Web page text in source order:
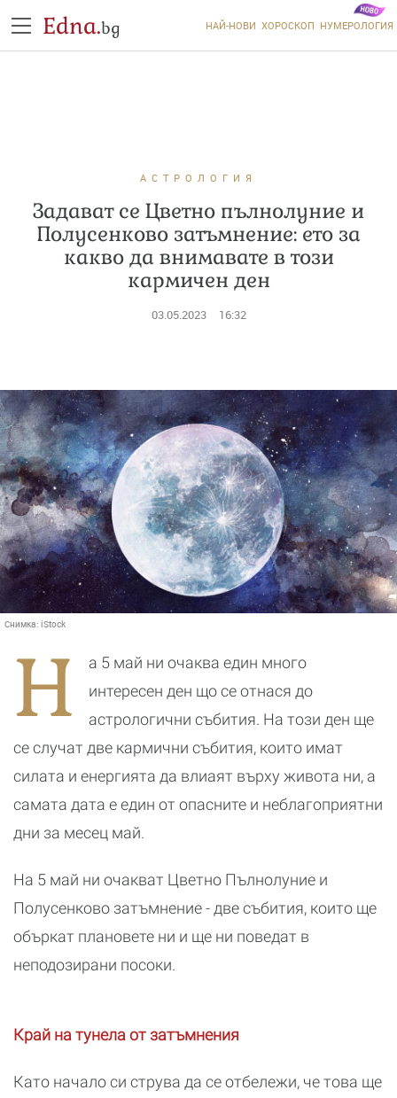
Edna.bg НАЙ-НОВИ ХОРОСКОП НУМЕРОЛОГИЯ
АСТРОЛОГИЯ
Задават се Цветно пълнолуние и
Полусенково затъмнение: ето за
какво да внимавате в този
кармичен ден
03.05.2023 16:32
Снимка: iStock
Н
а 5 май ни очаква един много
интересен ден що се отнася до
астрологични събития. На този ден ще
се случат две кармични събития, които имат
силата и енергията да влиаят върху живота ни, а
самата дата е един от опасните и неблагоприятни
дни за месец май.
На 5 май ни очакват Цветно Пълнолуние и
Полусенково затъмнение - две събития, които ще
объркат плановете ни и ще ни поведат в
неподозирани посоки.
Край на тунела от затъмнения
Като начало си струва да се отбележи, че това ще